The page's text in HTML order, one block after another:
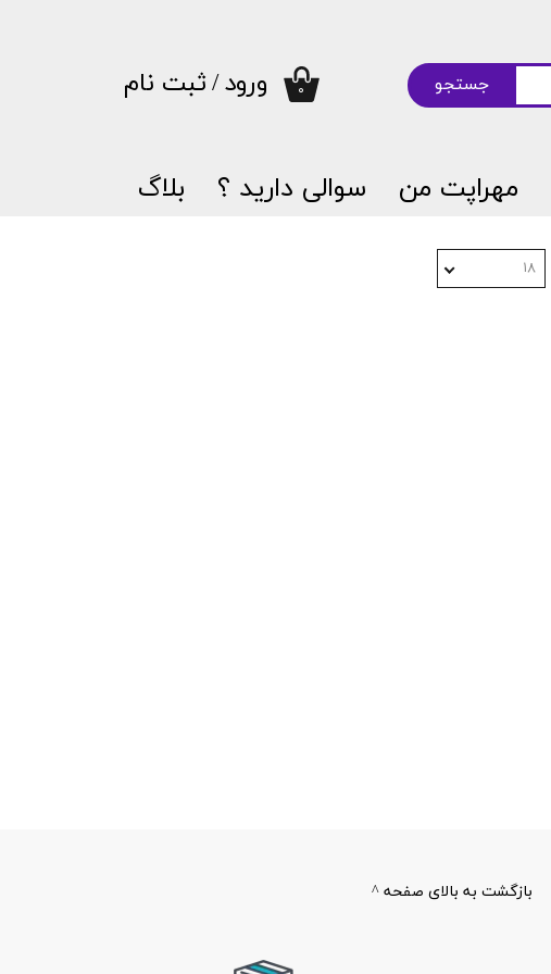
مهراپت من سوالی دارید ؟ بلاگ
۰ جستجو ورود/ثبت نام
۱۸
بازگشت به بالای صفحه ^